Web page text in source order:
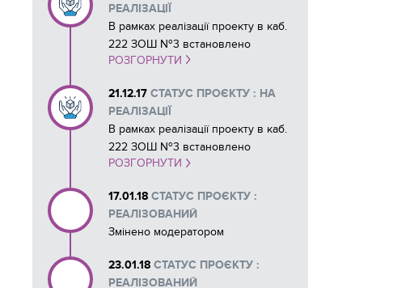
РЕАЛІЗАЦІЇ
В рамках реалізації проекту в каб.
222 ЗОШ №3 встановлено
сучасний телевізор, ноутбук. Це
візуалізацію при викладанні
навчальних предметів, підвищити
зацікавленість учнів, сприяє
розвитку пізнавальних здібностей
учнів.
РОЗГОРНУТИ
21.12.17 СТАТУС ПРОЄКТУ : НА
РЕАЛІЗАЦІЇ
В рамках реалізації проекту в каб.
222 ЗОШ №3 встановлено
сучасний телевізор, ноутбук. Це
візуалізацію при викладанні
навчальних предметів, підвищити
зацікавленість учнів, сприяє
учнів.
РОЗГОРНУТИ
17.01.18 СТАТУС ПРОЄКТУ :
РЕАЛІЗОВАНИЙ
Змінено модератором
23.01.18 СТАТУС ПРОЄКТУ :
РЕАЛІЗОВАНИЙ